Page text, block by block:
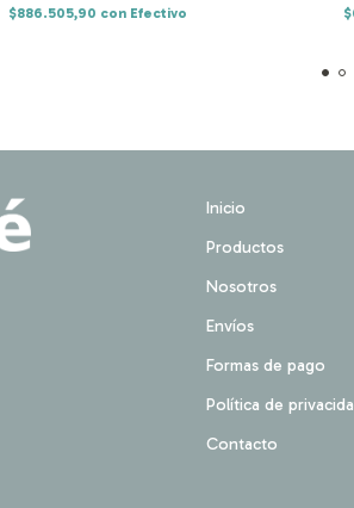
$886.505,90 con Efectivo
Inicio
Productos
Nosotros
Envíos
Formas de pago
Política de
Contacto